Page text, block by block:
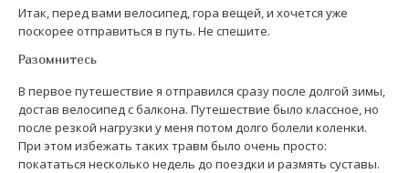
Итак, перед вами велосипед, гора вещей, и хочется уже
поскорее отправиться в путь. Не спешите.
Разомнитесь
В первое путешествие я отправился сразу после долгой зимы,
достав велосипед с балкона. Путешествие было классное, но
после резкой нагрузки у меня потом долго болели коленки.
При этом избежать таких травм было очень просто:
покататься несколько недель до поездки и размять суставы.